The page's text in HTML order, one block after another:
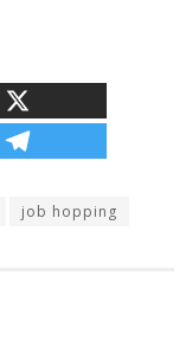
job hopping